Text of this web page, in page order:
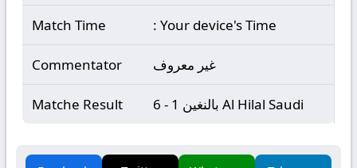
Match Time : Your device's Time
Commentator غير معروف
Matche Result بالنغين 1 - 6 Al Hilal Saudi